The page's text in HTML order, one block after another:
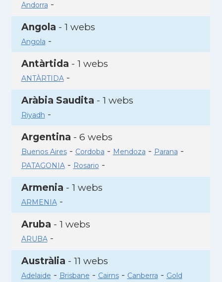
Andorra -
Angola - 1 webs
Angola -
Antàrtida - 1 webs
ANTÀRTIDA-
Aràbia Saudita - 1 webs
Riyadh -
Argentina - 6 webs
Buenos Aires- Cordoba - Mendoza - Parana -
PATAGONIA- Rosario -
Armenia - 1 webs
ARMENIA-
Aruba - 1 webs
ARUBA-
Austràlia - 11 webs
Adelaide - Brisbane - Cairns- Canberra - Gold